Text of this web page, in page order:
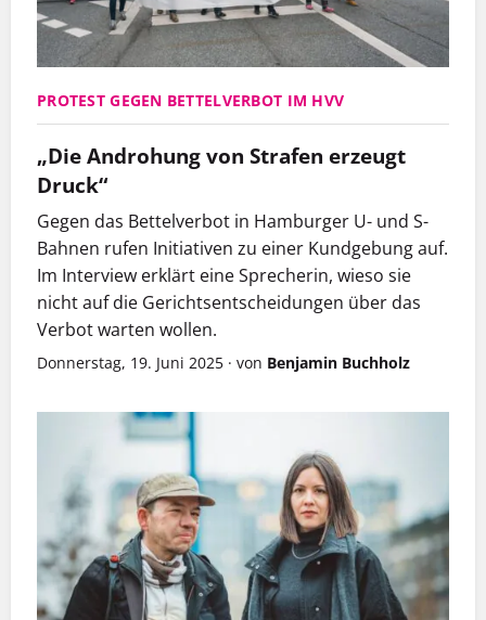
PROTEST GEGEN BETTELVERBOT IM HVV
„Die Androhung von Strafen erzeugt
Druck“
Gegen das Bettelverbot in Hamburger U- und S-
Bahnen rufen Initiativen zu einer Kundgebung auf.
Im Interview erklärt eine Sprecherin, wieso sie
nicht auf die Gerichtsentscheidungen über das
Verbot warten wollen.
Donnerstag, 19. Juni 2025 · von Benjamin Buchholz